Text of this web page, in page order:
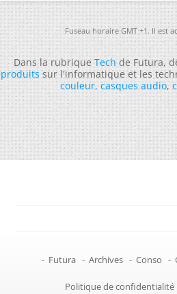
Fuseau horaire GMT +1. Il est
Dans la rubriqueTechde Futura,
produitssur l'informatique et les
couleur,casques audio,
- Futura - Archives - Conso -
Politique de confidentialité